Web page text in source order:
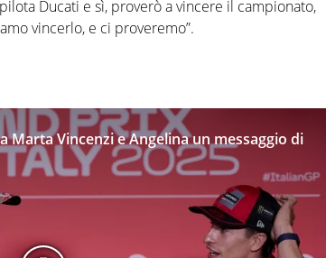
Ducati e sì, proverò a vincere il campionato,
vincerlo, e ci proveremo”.
Vincenzi e Angelina un messaggio di